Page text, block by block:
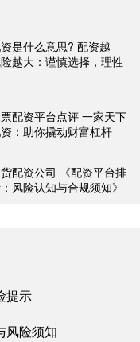
是什么意思? 配资越
越大：谨慎选择，理性
配资平台点评 一家天下
：助你撬动财富杠杆
配资公司 《配资平台排
风险认知与合规须知》
提示
风险须知